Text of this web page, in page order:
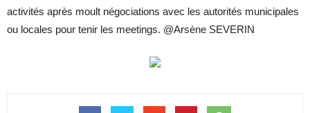
activités après moult négociations avec les autorités municipales
ou locales pour tenir les meetings. @Arsène SEVERIN